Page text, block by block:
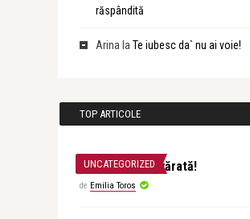
răspândită
Arina la Te iubesc da` nu ai voie!
TOP ARTICOLE
UNCATEGORIZED
O poveste adevărată!
de Emilia Toros